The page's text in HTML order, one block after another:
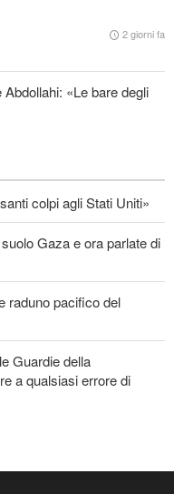
al pellegrinaggio
2 giorni fa
Abdollahi: «Le bare degli
colpi agli Stati Uniti»
Gaza e ora parlate di
raduno pacifico del
Guardie della
a qualsiasi errore di